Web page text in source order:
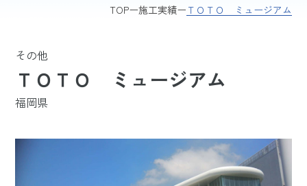
TOP 施工実績 ＴＯＴＯ ミュージアム
その他
ＴＯＴＯ ミュージアム
福岡県